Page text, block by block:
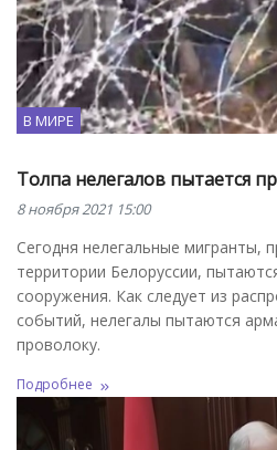
В МИРЕ
Толпа нелегалов пытается
8 ноября 2021 15:00
Сегодня нелегальные мигранты,
территории Белоруссии,
сооружения. Как следует из
событий, нелегалы пытаются
проволоку.
Подробнее